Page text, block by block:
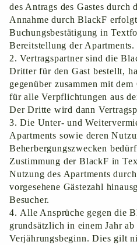
des Antrags des Gastes durch
Annahme durch BlackF
Buchungsbestätigung in
Bereitstellung der Apartments.
Vertragspartner sind die
Dritter für den Gast bestellt,
gegenüber zusammen mit
für alle Verpflichtungen aus
Der Dritte wird dann
Die Unter- und
Apartments sowie deren
Beherbergungszwecken
Zustimmung der BlackF in
Nutzung des Apartments
vorgesehene Gästezahl
Besucher.
Alle Ansprüche gegen die
grundsätzlich in einem Jahr ab
Verjährungsbeginn. Dies gilt